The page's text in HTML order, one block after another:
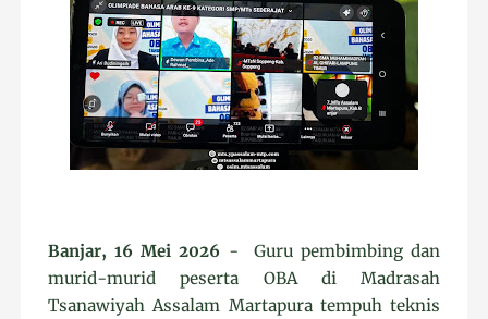
Banjar, 16 Mei 2026 - Guru pembimbing dan
murid-murid peserta OBA di Madrasah
Tsanawiyah Assalam Martapura tempuh teknis